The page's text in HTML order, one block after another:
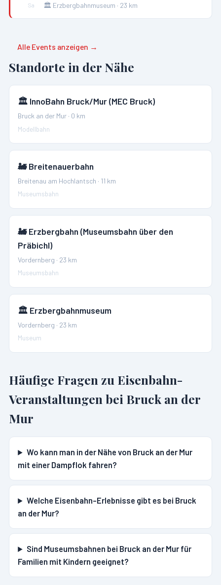
Sa
🏛️ Erzbergbahnmuseum · 23 km
Alle Events anzeigen →
Standorte in der Nähe
🏛️ InnoBahn Bruck/Mur (MEC Bruck)
Bruck an der Mur · 0 km
Modellbahn
🚂 Breitenauerbahn
Breitenau am Hochlantsch · 11 km
Museumsbahn
🚂 Erzbergbahn (Museumsbahn über den
Präbichl)
Vordernberg · 23 km
Museumsbahn
🏛️ Erzbergbahnmuseum
Vordernberg · 23 km
Museum
Häufige Fragen zu Eisenbahn-
Veranstaltungen bei Bruck an der
Mur
Wo kann man in der Nähe von Bruck an der Mur
mit einer Dampflok fahren?
Welche Eisenbahn-Erlebnisse gibt es bei Bruck
an der Mur?
Sind Museumsbahnen bei Bruck an der Mur für
Familien mit Kindern geeignet?